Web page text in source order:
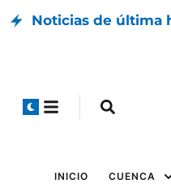
Noticias de última
INICIO CUENCA